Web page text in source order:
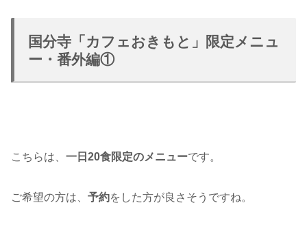
国分寺「カフェおきもと」限定メニュ
ー・番外編①
こちらは、 一日20食限定のメニューです。
ご希望の方は、 予約をした方が良さそうですね。